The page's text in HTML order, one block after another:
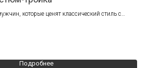
которые ценят классический стиль с
Подробнее